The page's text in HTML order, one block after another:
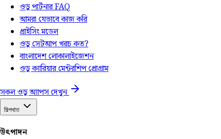
ওডু পার্টনার FAQ
আমরা যেভাবে কাজ করি
প্রাইসিং মডেল
ওডু সেটআপ খরচ কত?
বাংলাদেশ লোকালাইজেশন
ওডু ক্যারিয়ার মেন্টরশিপ প্রোগ্রাম
সকল ওডু অ্যাপস দেখুন
শিল্পখাত
উৎপাদন